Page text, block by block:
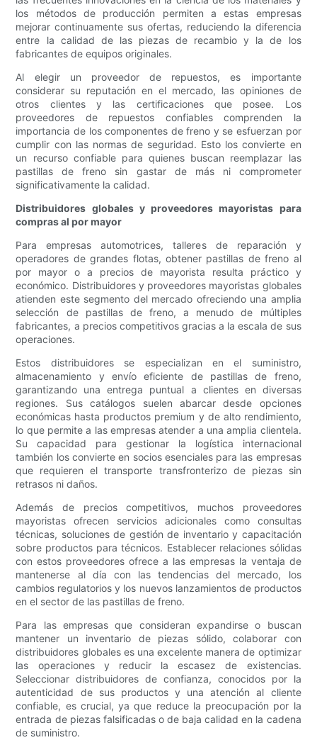
los métodos de producción permiten a estas empresas
mejorar continuamente sus ofertas, reduciendo la diferencia
entre la calidad de las piezas de recambio y la de los
fabricantes de equipos originales.
Al elegir un proveedor de repuestos, es importante
considerar su reputación en el mercado, las opiniones de
otros clientes y las certificaciones que posee. Los
proveedores de repuestos confiables comprenden la
importancia de los componentes de freno y se esfuerzan por
cumplir con las normas de seguridad. Esto los convierte en
un recurso confiable para quienes buscan reemplazar las
pastillas de freno sin gastar de más ni comprometer
significativamente la calidad.
Distribuidores globales y proveedores mayoristas para
compras al por mayor
Para empresas automotrices, talleres de reparación y
operadores de grandes flotas, obtener pastillas de freno al
por mayor o a precios de mayorista resulta práctico y
económico. Distribuidores y proveedores mayoristas globales
atienden este segmento del mercado ofreciendo una amplia
selección de pastillas de freno, a menudo de múltiples
fabricantes, a precios competitivos gracias a la escala de sus
operaciones.
Estos distribuidores se especializan en el suministro,
almacenamiento y envío eficiente de pastillas de freno,
garantizando una entrega puntual a clientes en diversas
regiones. Sus catálogos suelen abarcar desde opciones
económicas hasta productos premium y de alto rendimiento,
lo que permite a las empresas atender a una amplia clientela.
Su capacidad para gestionar la logística internacional
también los convierte en socios esenciales para las empresas
que requieren el transporte transfronterizo de piezas sin
retrasos ni daños.
Además de precios competitivos, muchos proveedores
mayoristas ofrecen servicios adicionales como consultas
técnicas, soluciones de gestión de inventario y capacitación
sobre productos para técnicos. Establecer relaciones sólidas
con estos proveedores ofrece a las empresas la ventaja de
mantenerse al día con las tendencias del mercado, los
cambios regulatorios y los nuevos lanzamientos de productos
en el sector de las pastillas de freno.
Para las empresas que consideran expandirse o buscan
mantener un inventario de piezas sólido, colaborar con
distribuidores globales es una excelente manera de optimizar
las operaciones y reducir la escasez de existencias.
Seleccionar distribuidores de confianza, conocidos por la
autenticidad de sus productos y una atención al cliente
confiable, es crucial, ya que reduce la preocupación por la
entrada de piezas falsificadas o de baja calidad en la cadena
de suministro.